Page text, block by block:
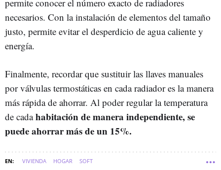
permite conocer el número exacto de radiadores
necesarios. Con la instalación de elementos del tamaño
justo, permite evitar el desperdicio de agua caliente y
energía.
Finalmente, recordar que sustituir las llaves manuales
por válvulas termostáticas en cada radiador es la manera
más rápida de ahorrar. Al poder regular la temperatura
de cadahabitación de manera independiente, se
puede ahorrar más de un 15%.
VIVIENDA HOGAR SOFT